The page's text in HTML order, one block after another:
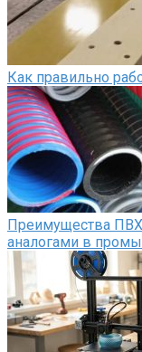
Как правильно
Преимущества
аналогами в